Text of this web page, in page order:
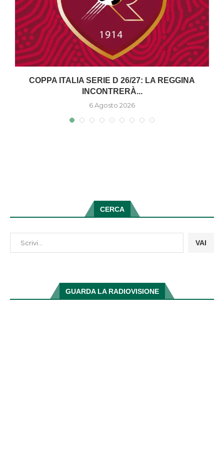
COPPA ITALIA SERIE D 26/27: LA REGGINA
INCONTRERÀ...
6 Agosto 2026
CERCA
VAI
GUARDA LA RADIOVISIONE